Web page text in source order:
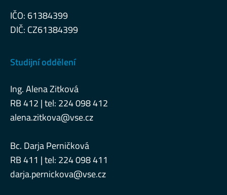
IČO: 61384399
DIČ: CZ61384399
Studijní oddělení
Ing. Alena Zitková
RB 412 | tel: 224 098 412
alena.zitkova@vse.cz
Bc. Darja Perničková
RB 411 | tel: 224 098 411
darja.pernickova@vse.cz